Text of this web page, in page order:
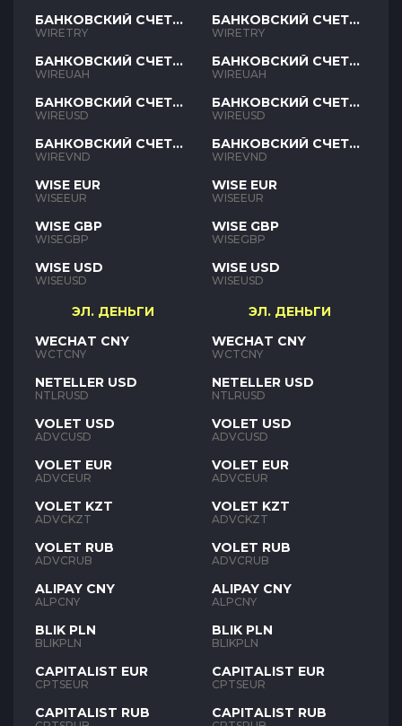
БАНКОВСКИЙ СЧЕТ
TRY
WIRETRY
БАНКОВСКИЙ СЧЕТ
UAH
WIREUAH
БАНКОВСКИЙ СЧЕТ
USD
WIREUSD
БАНКОВСКИЙ СЧЕТ
VND
WIREVND
WISE EUR
WISEEUR
WISE GBP
WISEGBP
WISE USD
WISEUSD
ЭЛ. ДЕНЬГИ
WECHAT CNY
WCTCNY
NETELLER USD
NTLRUSD
VOLET USD
ADVCUSD
VOLET EUR
ADVCEUR
VOLET KZT
ADVCKZT
VOLET RUB
ADVCRUB
ALIPAY CNY
ALPCNY
BLIK PLN
BLIKPLN
CAPITALIST EUR
CPTSEUR
CAPITALIST RUB
БАНКОВСКИЙ СЧЕТ
TRY
WIRETRY
БАНКОВСКИЙ СЧЕТ
UAH
WIREUAH
БАНКОВСКИЙ СЧЕТ
USD
WIREUSD
БАНКОВСКИЙ СЧЕТ
VND
WIREVND
WISE EUR
WISEEUR
WISE GBP
WISEGBP
WISE USD
WISEUSD
ЭЛ. ДЕНЬГИ
WECHAT CNY
WCTCNY
NETELLER USD
NTLRUSD
VOLET USD
ADVCUSD
VOLET EUR
ADVCEUR
VOLET KZT
ADVCKZT
VOLET RUB
ADVCRUB
ALIPAY CNY
ALPCNY
BLIK PLN
BLIKPLN
CAPITALIST EUR
CPTSEUR
CAPITALIST RUB